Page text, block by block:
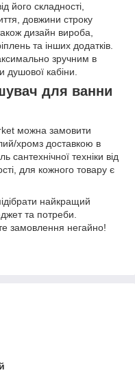
його складності,
довжини строку
дизайн вироба,
та інших додатків.
зручним в
душової кабіни.
для ванни
можна замовити
хромз доставкою в
сантехнічної техніки від
для кожного товару є
найкращий
та потреби.
замовлення негайно!